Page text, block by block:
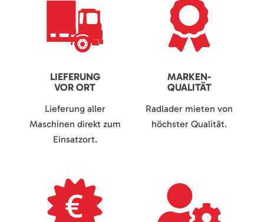
LIEFERUNG
VOR ORT
Lieferung aller
Maschinen direkt zum
Einsatzort.
MARKEN-
QUALITÄT
Radlader mieten von
höchster Qualität.